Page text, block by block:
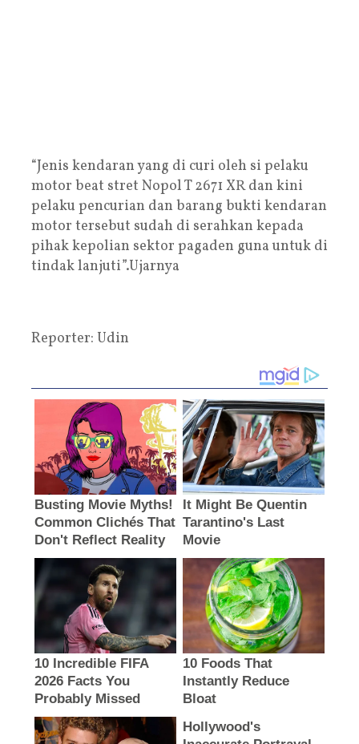
“Jenis kendaran yang di curi oleh si pelaku
motor beat stret Nopol T 2671 XR dan kini
pelaku pencurian dan barang bukti kendaran
motor tersebut sudah di serahkan kepada
pihak kepolian sektor pagaden guna untuk di
tindak lanjuti”.Ujarnya
Reporter: Udin